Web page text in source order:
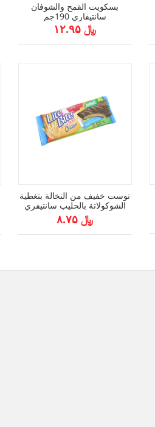
بسكويت القمح والشوفان
سانتيفاري 190جم
﷼ ۱۲.۹۵
توست خفيف من النخالة بتغطية
الشوكولاتة بالحليب سانتيفري
17جم﷼ ۸.۷۵